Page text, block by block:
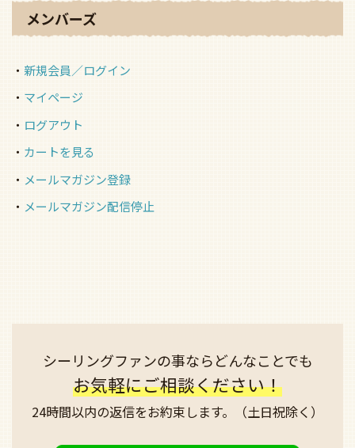
メンバーズ
新規会員／ログイン
マイページ
ログアウト
カートを見る
メールマガジン登録
メールマガジン配信停止
シーリングファンの事ならどんなことでも
お気軽にご相談ください！
24時間以内の返信をお約束します。 （土日祝除く）